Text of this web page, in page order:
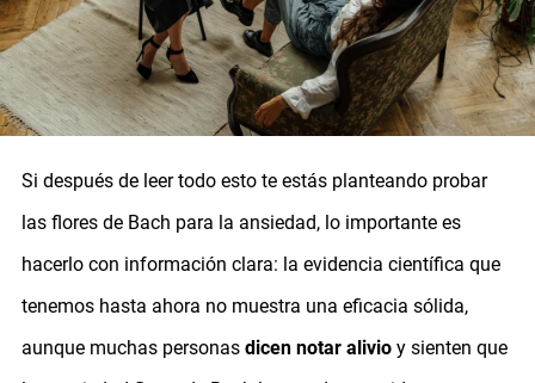
Si después de leer todo esto te estás planteando probar
las flores de Bach para la ansiedad, lo importante es
hacerlo con información clara: la evidencia científica que
tenemos hasta ahora no muestra una eficacia sólida,
aunque muchas personas dicen notar alivioy sienten que